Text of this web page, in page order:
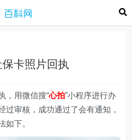
卡照片回执
，用微信搜“心拍”小程序进行办
过审核，成功通过了会有通知，
如下。